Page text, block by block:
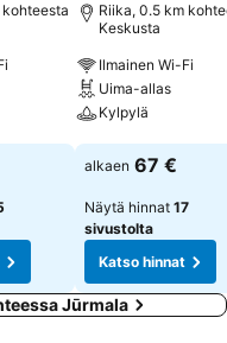
Riika, 0.5 km
Keskusta
Ilmainen Wi-Fi
Uima-allas
Kylpylä
Katso hinnat
alkaen 67 €
Näytä hinnat 17
sivustolta
Katso hinnat
Jūrmala